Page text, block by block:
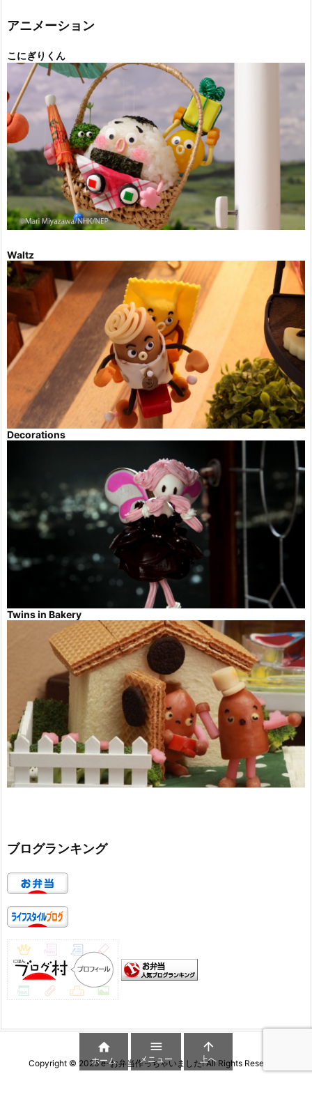
ー
アニメーション
こにぎりくん
Waltz
Decorations
Twins in Bakery
ブログランキング
Copyright © 2026 e-お弁当作っちゃいました!All Rights Reserved.

ホーム

メニュー

上へ